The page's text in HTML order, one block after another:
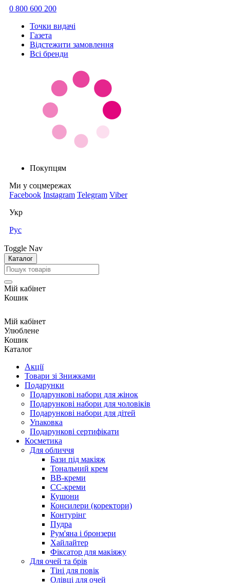
0 800 600 200
Точки видачi
Газета
Відстежити замовлення
Всі бренди
Покупцям
Ми у соцмережах
Facebook Instagram Telegram Viber
Укр
Рус
Toggle Nav
Каталог
Мій кабінет
Кошик
Мій кабінет
Улюблене
Кошик
Каталог
Акції
Товари зі Знижками
Подарунки
Подарункові набори для жінок
Подарункові набори для чоловіків
Подарункові набори для дітей
Упаковка
Подарункові сертифікати
Косметика
Для обличчя
Бази під макіяж
Тональний крем
BB-креми
CC-креми
Кушони
Консилери (коректори)
Контурінг
Пудра
Рум'яна і бронзери
Хайлайтер
Фіксатор для макіяжу
Для очей та брів
Тіні для повік
Олівці для очей